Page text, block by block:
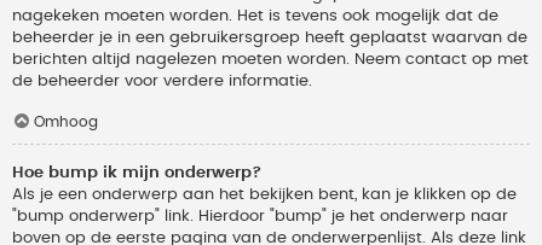
nagekeken moeten worden. Het is tevens ook mogelijk dat de
beheerder je in een gebruikersgroep heeft geplaatst waarvan de
berichten altijd nagelezen moeten worden. Neem contact op met
de beheerder voor verdere informatie.
Omhoog
Hoe bump ik mijn onderwerp?
Als je een onderwerp aan het bekijken bent, kan je klikken op de
"bump onderwerp" link. Hierdoor "bump" je het onderwerp naar
boven op de eerste pagina van de onderwerpenlijst. Als deze link